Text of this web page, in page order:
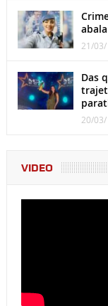
21/
Das
20/
VIDEO